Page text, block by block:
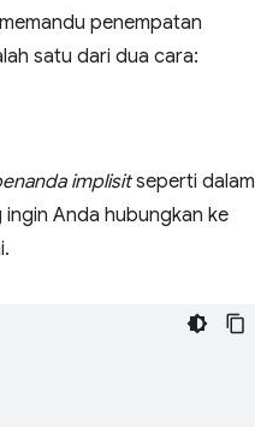
penempatan
satu dari dua cara:
implisitseperti dalam
Anda hubungkan ke